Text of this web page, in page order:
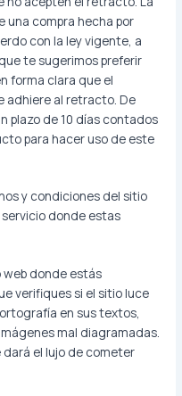
una compra hecha por
con la ley vigente, a
te sugerimos preferir
forma clara que el
adhiere al retracto. De
plazo de 10 días contados
para hacer uso de este
y condiciones del sitio
servicio donde estas
donde estás
verifiques si el sitio luce
en sus textos,
mal diagramadas.
el lujo de cometer